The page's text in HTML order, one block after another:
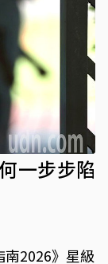
一步步陷
南2026》星級